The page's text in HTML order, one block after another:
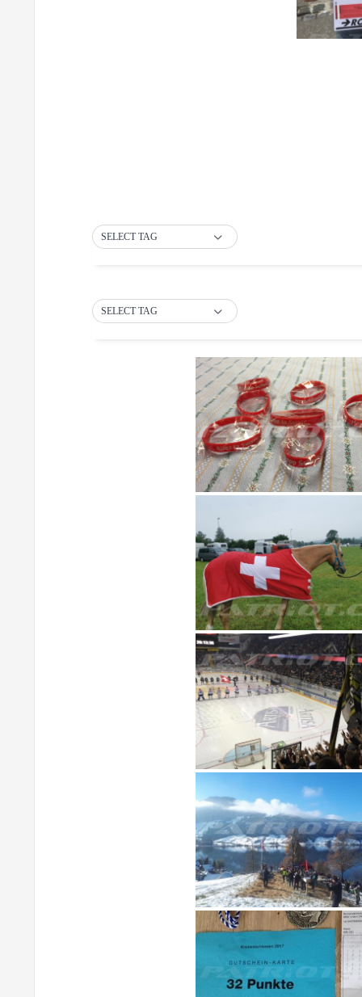
SELECT TAG
SELECT TAG